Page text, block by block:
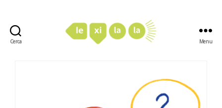
Cerca Menu